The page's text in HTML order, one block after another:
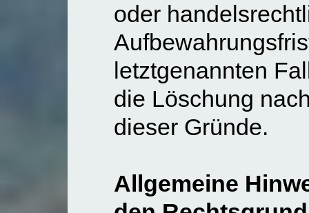
oder
letztgenannten
die Löschung
dieser Gründe.
Allgemeine